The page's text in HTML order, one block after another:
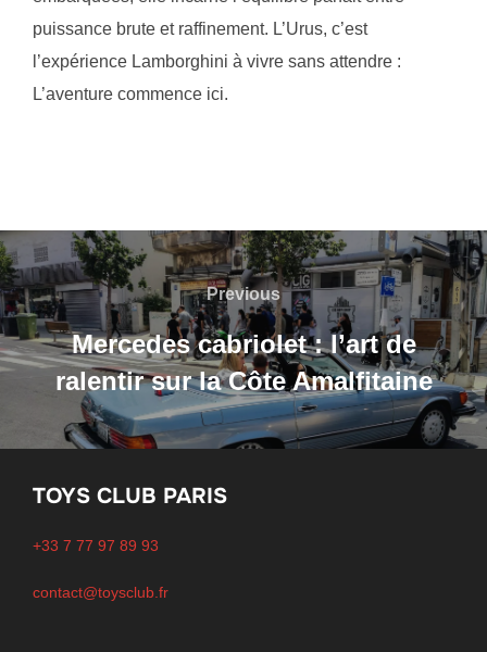
puissance brute et raffinement. L’Urus, c’est
l’expérience Lamborghini à vivre sans attendre :
L’aventure commence ici.
Navigation
de
l’article
Previous
Previous
Mercedes cabriolet : l’art de
ralentir sur la Côte Amalfitaine
TOYS CLUB PARIS
+33 7 77 97 89 93
contact@toysclub.fr